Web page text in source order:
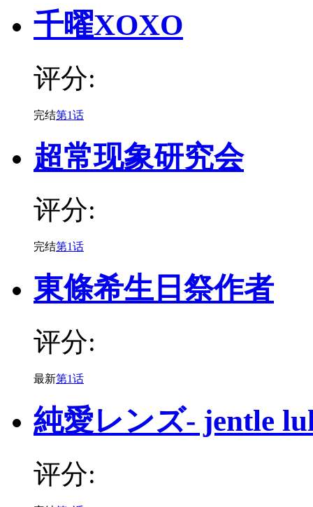
千曜XOXO
评分:
完结第1话
超常现象研究会
评分:
完结第1话
東條希生日祭作者
评分:
最新第1话
純愛レンズ- jentle
评分: